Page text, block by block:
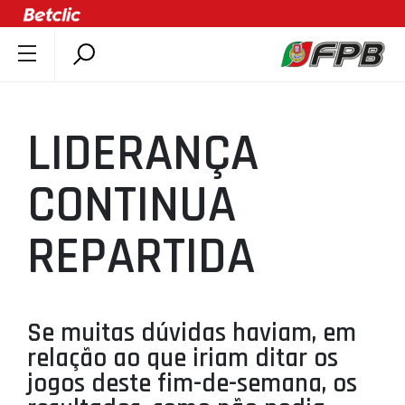
ÚLTIMAS
COMPETIÇÕES
ASSOCIAÇÕES
CLUBES
AGENTES
SELEÇÕES
MINIBASQUETE
LIDERANÇA
CONTINUA
REPARTIDA
Se muitas dúvidas haviam, em
relação ao que iriam ditar os
jogos deste fim-de-semana, os